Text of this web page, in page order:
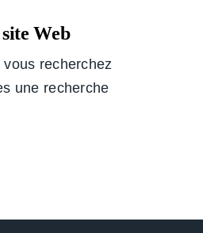
Web
recherchez
une recherche